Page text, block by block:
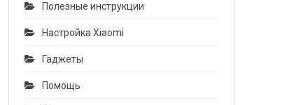
Полезные инструкции
Настройка Xiaomi
Гаджеты
Помощь